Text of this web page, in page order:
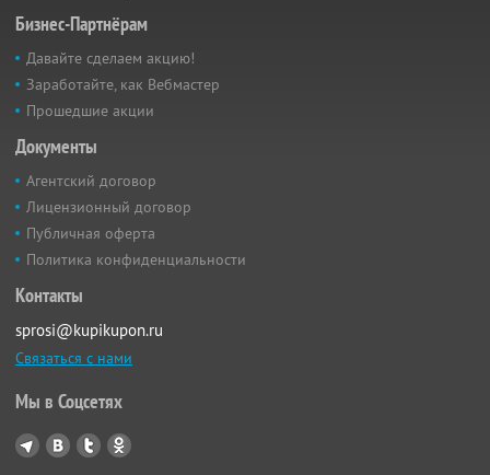
Бизнес-Партнёрам
Давайте сделаем акцию!
Заработайте, как Вебмастер
Прошедшие акции
Документы
Агентский договор
Лицензионный договор
Публичная оферта
Политика конфиденциальности
Контакты
sprosi@kupikupon.ru
Связаться с нами
Мы в Соцсетях